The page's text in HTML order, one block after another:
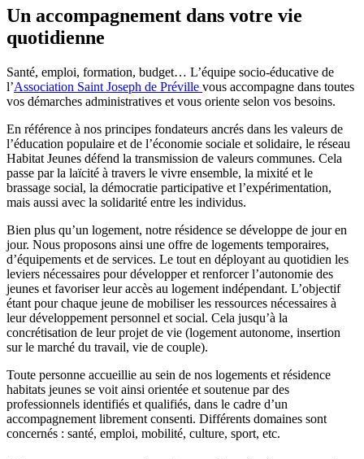
Un accompagnement dans votre vie
quotidienne
Santé, emploi, formation, budget… L’équipe socio-éducative de
l’Association Saint Joseph de Préville vous accompagne dans toutes
vos démarches administratives et vous oriente selon vos besoins.
En référence à nos principes fondateurs ancrés dans les valeurs de
l’éducation populaire et de l’économie sociale et solidaire, le réseau
Habitat Jeunes défend la transmission de valeurs communes. Cela
passe par la laïcité à travers le vivre ensemble, la mixité et le
brassage social, la démocratie participative et l’expérimentation,
mais aussi avec la solidarité entre les individus.
Bien plus qu’un logement, notre résidence se développe de jour en
jour. Nous proposons ainsi une offre de logements temporaires,
d’équipements et de services. Le tout en déployant au quotidien les
leviers nécessaires pour développer et renforcer l’autonomie des
jeunes et favoriser leur accès au logement indépendant. L’objectif
étant pour chaque jeune de mobiliser les ressources nécessaires à
leur développement personnel et social. Cela jusqu’à la
concrétisation de leur projet de vie (logement autonome, insertion
sur le marché du travail, vie de couple).
Toute personne accueillie au sein de nos logements et résidence
habitats jeunes se voit ainsi orientée et soutenue par des
professionnels identifiés et qualifiés, dans le cadre d’un
accompagnement librement consenti. Différents domaines sont
concernés : santé, emploi, mobilité, culture, sport, etc.